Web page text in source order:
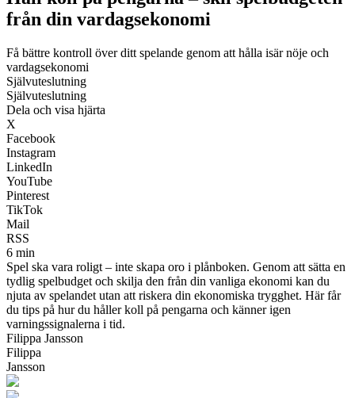
från din vardagsekonomi
Få bättre kontroll över ditt spelande genom att hålla isär nöje och
vardagsekonomi
Självuteslutning
Självuteslutning
Dela och visa hjärta
X
Facebook
Instagram
LinkedIn
YouTube
Pinterest
TikTok
Mail
RSS
6 min
Spel ska vara roligt – inte skapa oro i plånboken. Genom att sätta en
tydlig spelbudget och skilja den från din vanliga ekonomi kan du
njuta av spelandet utan att riskera din ekonomiska trygghet. Här får
du tips på hur du håller koll på pengarna och känner igen
varningssignalerna i tid.
Filippa Jansson
Filippa
Jansson